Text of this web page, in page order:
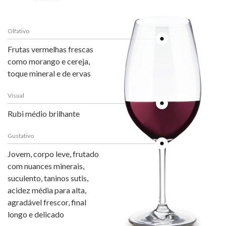
Olfativo
Frutas vermelhas frescas
como morango e cereja,
toque mineral e de ervas
Visual
Rubi médio brilhante
Gustativo
Jovem, corpo leve, frutado
com nuances minerais,
suculento, taninos sutis,
acidez média para alta,
agradável frescor, final
longo e delicado